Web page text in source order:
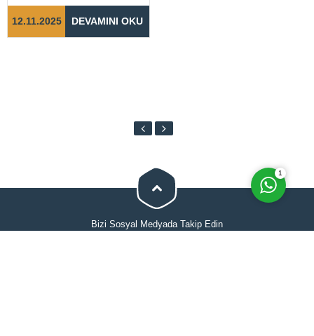
12.11.2025 DEVAMINI OKU
Bizi Sosyal Medyada Takip Edin
1